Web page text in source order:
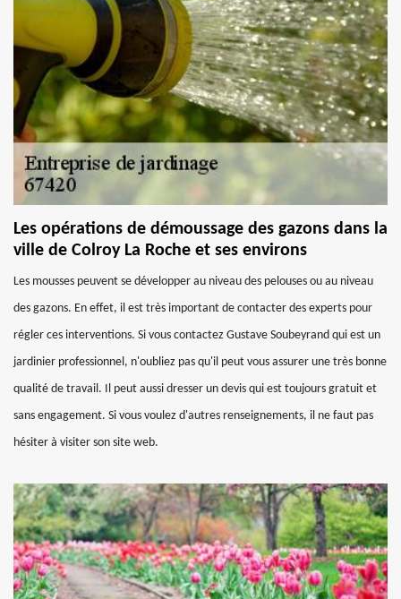
Les opérations de démoussage des gazons dans la
ville de Colroy La Roche et ses environs
Les mousses peuvent se développer au niveau des pelouses ou au niveau
des gazons. En effet, il est très important de contacter des experts pour
régler ces interventions. Si vous contactez Gustave Soubeyrand qui est un
jardinier professionnel, n'oubliez pas qu'il peut vous assurer une très bonne
qualité de travail. Il peut aussi dresser un devis qui est toujours gratuit et
sans engagement. Si vous voulez d'autres renseignements, il ne faut pas
hésiter à visiter son site web.